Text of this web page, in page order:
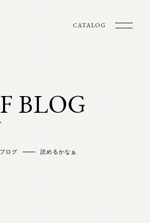
CATALOG
BLOG
ログ 読めるかなぁ